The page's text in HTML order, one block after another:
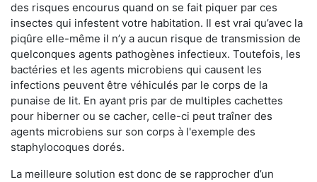
des risques encourus quand on se fait piquer par ces
insectes qui infestent votre habitation. Il est vrai qu’avec la
piqûre elle-même il n’y a aucun risque de transmission de
quelconques agents pathogènes infectieux. Toutefois, les
bactéries et les agents microbiens qui causent les
infections peuvent être véhiculés par le corps de la
punaise de lit. En ayant pris par de multiples cachettes
pour hiberner ou se cacher, celle-ci peut traîner des
agents microbiens sur son corps à l'exemple des
staphylocoques dorés.
La meilleure solution est donc de se rapprocher d’un